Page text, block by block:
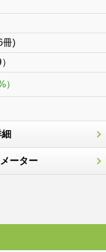
冊)
ーター